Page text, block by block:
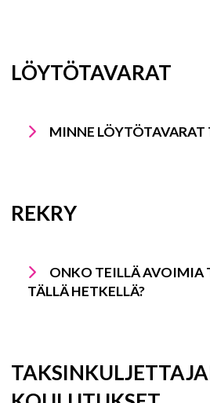
LÖYTÖTAVARAT
MINNE
REKRY
ONKO TEILLÄ AVOIMIA
TÄLLÄ HETKELLÄ?